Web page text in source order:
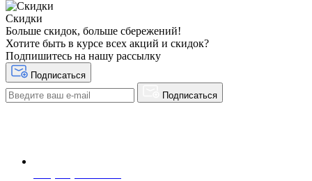
Скидки
Больше скидок, больше сбережений!
Хотите быть в курсе всех акций и скидок?
Подпишитесь на нашу рассылку
Подписаться
Подписаться